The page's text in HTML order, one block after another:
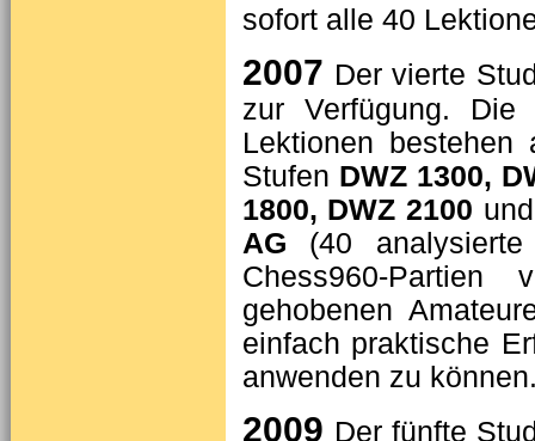
sofort alle 40
2007 Der vierte
zur Verfügung.
Lektionen bestehen
Stufen DWZ 1300,
1800, DWZ 2100
AG (40
Chess960-Partien
gehobenen
einfach praktische
anwenden zu
2009 Der fünfte